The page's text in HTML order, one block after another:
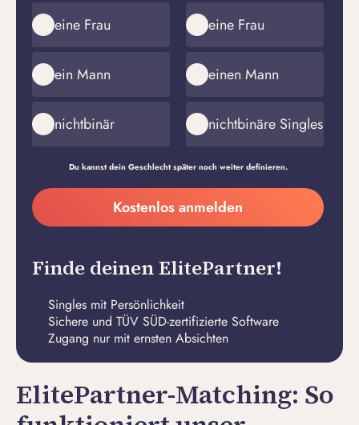
eine Frau
ein Mann
nichtbinär
eine Frau
einen Mann
nichtbinäre Singles
Du kannst dein Geschlecht später noch weiter definieren.
Meine
E-
Adresse
erstellen
Kostenlos anmelden
Finde deinen ElitePartner!
Singles mit Persönlichkeit
Sichere und TÜV SÜD-zertifizierte Software
Zugang nur mit ernsten Absichten
ElitePartner-Matching: So